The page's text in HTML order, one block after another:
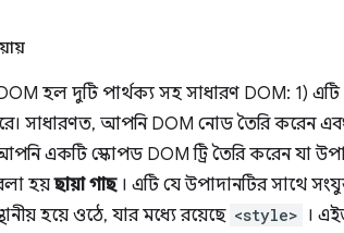
হল দুটি পার্থক্য সহ সাধারণ DOM: 1) এটি
সাধারণত, আপনি DOM নোড তৈরি করেন এবং
একটি স্কোপড DOM ট্রি তৈরি করেন যা
হয়ছায়া গাছ। এটি যে উপাদানটির সাথে
হয়ে ওঠে, যার মধ্যে রয়েছে <style> ।